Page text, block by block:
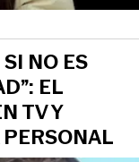
NO ES
EL
TV Y